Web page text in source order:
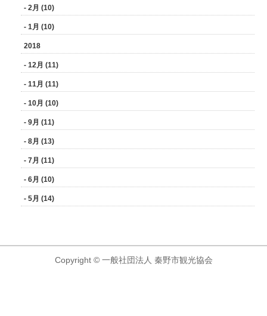
- 2月 (10)
- 1月 (10)
2018
- 12月 (11)
- 11月 (11)
- 10月 (10)
- 9月 (11)
- 8月 (13)
- 7月 (11)
- 6月 (10)
- 5月 (14)
Copyright © 一般社団法人 秦野市観光協会